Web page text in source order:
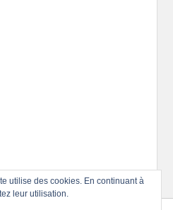
utilise des cookies. En continuant à
leur utilisation.